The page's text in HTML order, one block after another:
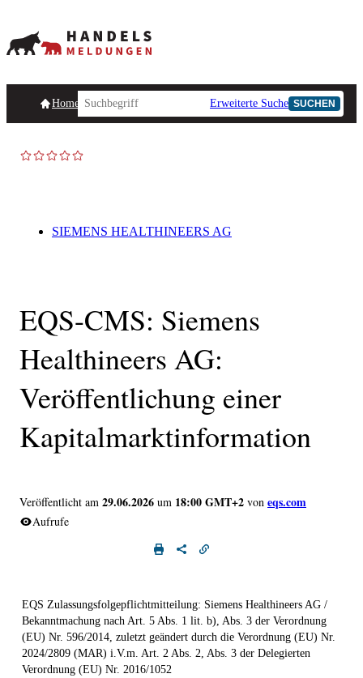
HomepageHandelsmeldungen Ad-Hoc-Meldungen
Erweiterte Suche SUCHEN
SIEMENS HEALTHINEERS AG
EQS-CMS: Siemens
Healthineers AG:
Veröffentlichung einer
Kapitalmarktinformation
Veröffentlicht am 29.06.2026 um 18:00 GMT+2 von eqs.com
Aufrufe
EQS Zulassungsfolgepflichtmitteilung: Siemens Healthineers AG /
Bekanntmachung nach Art. 5 Abs. 1 lit. b), Abs. 3 der Verordnung
(EU) Nr. 596/2014, zuletzt geändert durch die Verordnung (EU) Nr.
2024/2809 (MAR) i.V.m. Art. 2 Abs. 2, Abs. 3 der Delegierten
Verordnung (EU) Nr. 2016/1052